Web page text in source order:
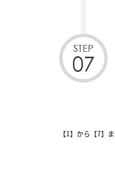
STEP
07
【1】から【7】